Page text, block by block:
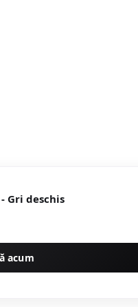
Gri deschis
acum